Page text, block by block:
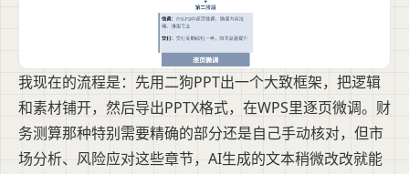
我现在的流程是：先用二狗PPT出一个大致框架，把逻辑
和素材铺开，然后导出PPTX格式，在WPS里逐页微调。财
务测算那种特别需要精确的部分还是自己手动核对，但市
场分析、风险应对这些章节，AI生成的文本稍微改改就能